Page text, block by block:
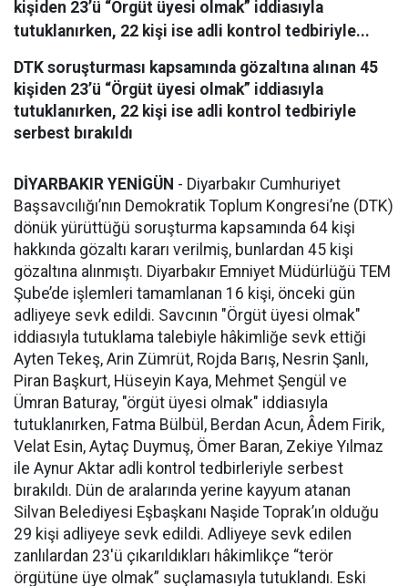
kişiden 23’ü “Örgüt üyesi olmak” iddiasıyla
tutuklanırken, 22 kişi ise adli kontrol tedbiriyle...
DTK soruşturması kapsamında gözaltına alınan 45
kişiden 23’ü “Örgüt üyesi olmak” iddiasıyla
tutuklanırken, 22 kişi ise adli kontrol tedbiriyle
serbest bırakıldı
DİYARBAKIR YENİGÜN - Diyarbakır Cumhuriyet
Başsavcılığı’nın Demokratik Toplum Kongresi’ne (DTK)
dönük yürüttüğü soruşturma kapsamında 64 kişi
hakkında gözaltı kararı verilmiş, bunlardan 45 kişi
gözaltına alınmıştı. Diyarbakır Emniyet Müdürlüğü TEM
Şube’de işlemleri tamamlanan 16 kişi, önceki gün
adliyeye sevk edildi. Savcının "Örgüt üyesi olmak"
iddiasıyla tutuklama talebiyle hâkimliğe sevk ettiği
Ayten Tekeş, Arin Zümrüt, Rojda Barış, Nesrin Şanlı,
Piran Başkurt, Hüseyin Kaya, Mehmet Şengül ve
Ümran Baturay, "örgüt üyesi olmak" iddiasıyla
tutuklanırken, Fatma Bülbül, Berdan Acun, Âdem Firik,
Velat Esin, Aytaç Duymuş, Ömer Baran, Zekiye Yılmaz
ile Aynur Aktar adli kontrol tedbirleriyle serbest
bırakıldı. Dün de aralarında yerine kayyum atanan
Silvan Belediyesi Eşbaşkanı Naşide Toprak’ın olduğu
29 kişi adliyeye sevk edildi. Adliyeye sevk edilen
zanlılardan 23'ü çıkarıldıkları hâkimlikçe “terör
örgütüne üye olmak” suçlamasıyla tutuklandı. Eski